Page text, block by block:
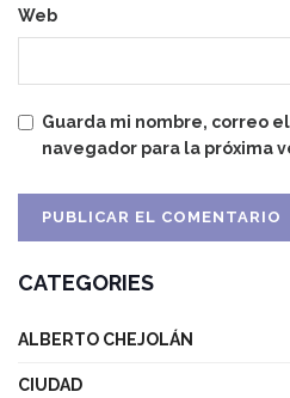
Web
Guarda mi nombre, correo
navegador para la próxima
CATEGORIES
ALBERTO CHEJOLÁN
CIUDAD